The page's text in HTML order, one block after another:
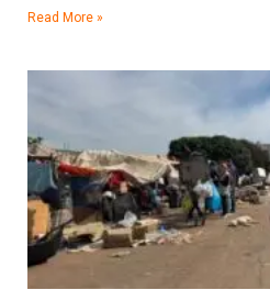
Read More »